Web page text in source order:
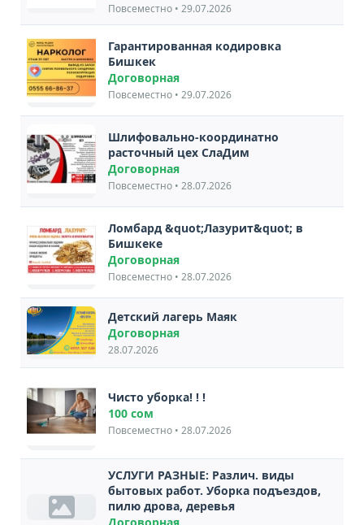
Повсеместно • 29.07.2026
Гарантированная кодировка
Бишкек
Договорная
Повсеместно • 29.07.2026
Шлифовально-координатно
расточный цех СлаДим
Договорная
Повсеместно • 28.07.2026
Ломбард &quot;Лазурит&quot; в
Бишкеке
Договорная
Повсеместно • 28.07.2026
Детский лагерь Маяк
Договорная
28.07.2026
Чисто уборка! ! !
100 сом
Повсеместно • 28.07.2026
УСЛУГИ РАЗНЫЕ: Различ. виды
бытовых работ. Уборка подъездов,
пилю дрова, деревья